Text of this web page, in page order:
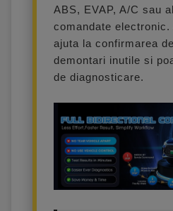
ABS, EVAP, A/C sau
comandate
ajuta la confirmarea
demontari inutile si
de diagnosticare.